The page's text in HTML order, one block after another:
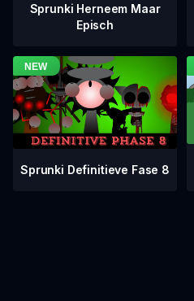
Sprunki Herneem Maar
Episch
Sprunki Definitieve Fase 8